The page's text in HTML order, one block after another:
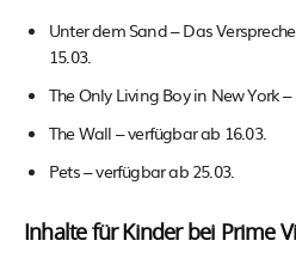
Unter dem Sand – Das
15.03.
The Only Living Boy in New York
The Wall – verfügbar ab 16.03.
Pets – verfügbar ab 25.03.
Inhalte für Kinder bei Prime